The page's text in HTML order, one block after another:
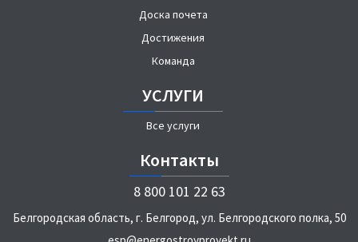
Доска почета
Достижения
Команда
УСЛУГИ
Все услуги
Контакты
8 800 101 22 63
Белгородская область, г. Белгород, ул. Белгородского полка, 50